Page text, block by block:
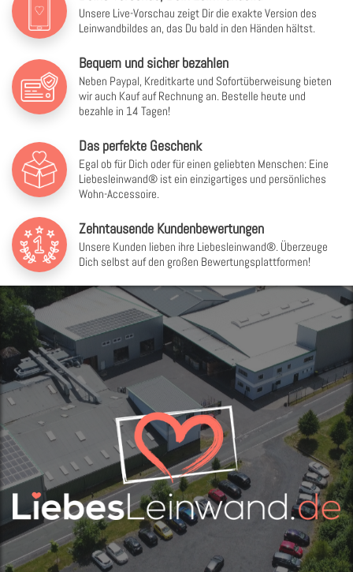
Unsere Live-Vorschau zeigt Dir die exakte Version des
Leinwandbildes an, das Du bald in den Händen hältst.
Bequem und sicher bezahlen
Neben Paypal, Kreditkarte und Sofortüberweisung bieten
wir auch Kauf auf Rechnung an. Bestelle heute und
bezahle in 14 Tagen!
Das perfekte Geschenk
Egal ob für Dich oder für einen geliebten Menschen: Eine
Liebesleinwand® ist ein einzigartiges und persönliches
Wohn-Accessoire.
Zehntausende Kundenbewertungen
Unsere Kunden lieben ihre Liebesleinwand®. Überzeuge
Dich selbst auf den großen Bewertungsplattformen!